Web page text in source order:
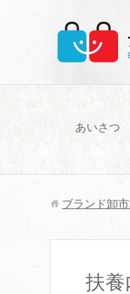
あいさつ
ブランド卸
扶養